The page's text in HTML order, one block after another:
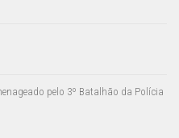
pelo 3º Batalhão da Polícia